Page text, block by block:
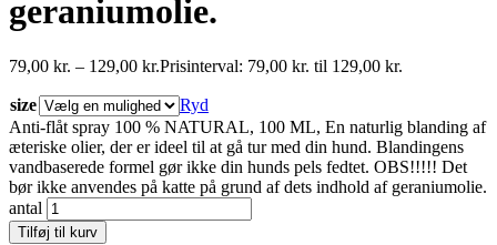
geraniumolie.
79,00 kr. – 129,00 kr.Prisinterval: 79,00 kr. til 129,00 kr.
size
Ryd
Anti-flåt spray 100 % NATURAL, 100 ML, En naturlig blanding af
æteriske olier, der er ideel til at gå tur med din hund. Blandingens
vandbaserede formel gør ikke din hunds pels fedtet. OBS!!!!! Det
bør ikke anvendes på katte på grund af dets indhold af geraniumolie.
antal
Tilføj til kurv